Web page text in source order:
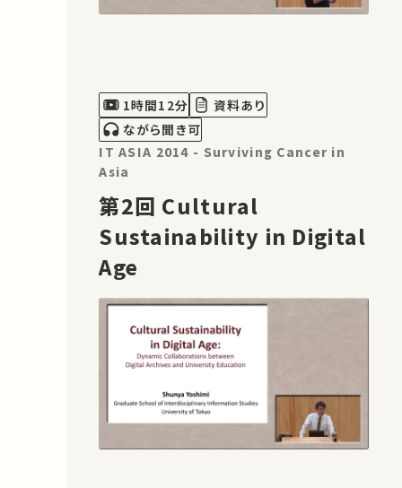
1時間12分
資料あり
ながら聞き可
IT ASIA 2014 - Surviving Cancer in
Asia
第2回 Cultural
Sustainability in Digital
Age